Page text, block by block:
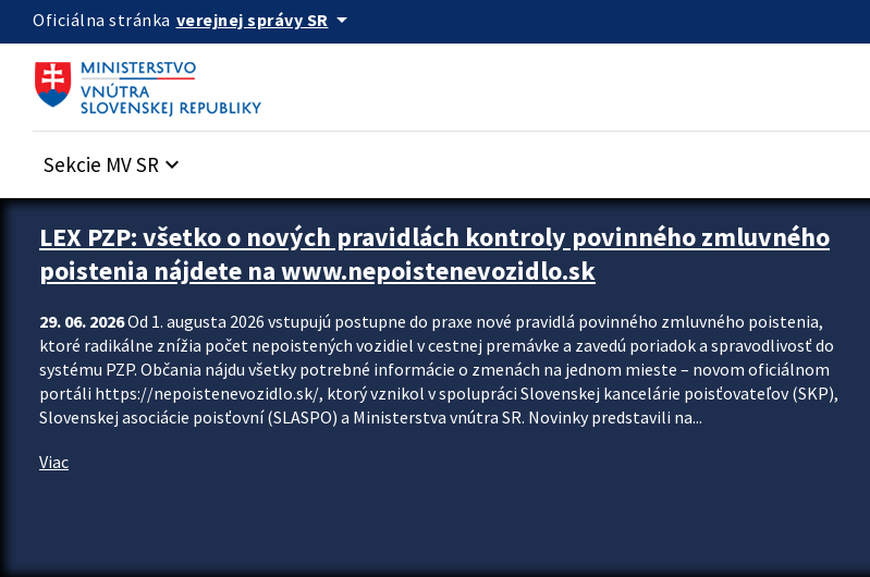
Preskocit na hlavný obsah
Oficiálna stránka verejnej správy SR arrow_drop_down
Sekcie MV SR keyboard_arrow_down
Zastavit automatický posun upútavok
LEX PZP: všetko o nových pravidlách kontroly povinného zmluvného
poistenia nájdete na www.nepoistenevozidlo.sk
29. 06. 2026Od 1. augusta 2026 vstupujú postupne do praxe nové pravidlá povinného zmluvného poistenia,
ktoré radikálne znížia počet nepoistených vozidiel v cestnej premávke a zavedú poriadok a spravodlivosť do
systému PZP. Občania nájdu všetky potrebné informácie o zmenách na jednom mieste – novom oficiálnom
portáli https://nepoistenevozidlo.sk/, ktorý vznikol v spolupráci Slovenskej kancelárie poisťovateľov (SKP),
Slovenskej asociácie poisťovní (SLASPO) a Ministerstva vnútra SR. Novinky predstavili na...
Viac